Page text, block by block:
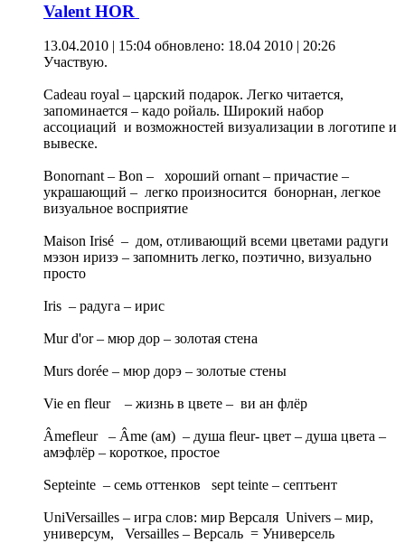
Valent HOR
13.04.2010 | 15:04 обновлено: 18.04 2010 | 20:26
Участвую.
Сadeau royal – царский подарок. Легко читается,
запоминается – кадо ройаль. Широкий набор
ассоциаций и возможностей визуализации в логотипе и
вывеске.
Bonornant – Bon – хороший ornant – причастие –
украшающий – легко произносится бонорнан, легкое
визуальное восприятие
Maison Irisé – дом, отливающий всеми цветами радуги
мэзон иризэ – запомнить легко, поэтично, визуально
просто
Iris – радуга – ирис
Mur d'or – мюр дор – золотая стена
Murs dorée – мюр дорэ – золотые стены
Vie en fleur – жизнь в цвете – ви ан флёр
Âmefleur – Âme (ам) – душа fleur- цвет – душа цвета –
амэфлёр – короткое, простое
Septeinte – семь оттенков sept teinte – септьент
UniVersailles – игра слов: мир Версаля Univers – мир,
универсум, Versailles – Версаль = Универсель